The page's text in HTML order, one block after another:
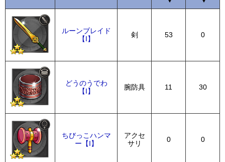
ルーンブレイド
【I】
剣 53 0
どうのうでわ
【I】
腕防具 11 30
ちびっこハンマ
ー【I】
アクセ
サリ
0 0